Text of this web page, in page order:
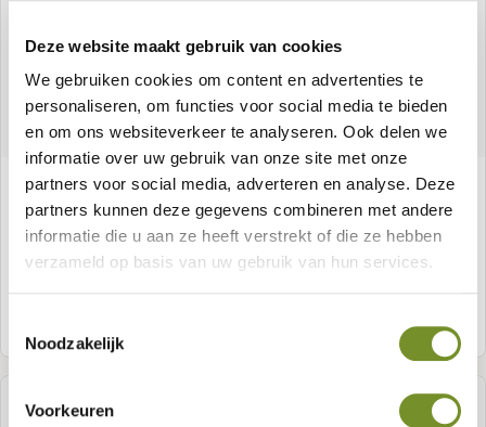
Deze website maakt gebruik van cookies
We gebruiken cookies om content en advertenties te
personaliseren, om functies voor social media te bieden
en om ons websiteverkeer te analyseren. Ook delen we
informatie over uw gebruik van onze site met onze
partners voor social media, adverteren en analyse. Deze
partners kunnen deze gegevens combineren met andere
informatie die u aan ze heeft verstrekt of die ze hebben
verzameld op basis van uw gebruik van hun services.
Noodzakelijk
Voorkeuren
Rutsche 265 cm